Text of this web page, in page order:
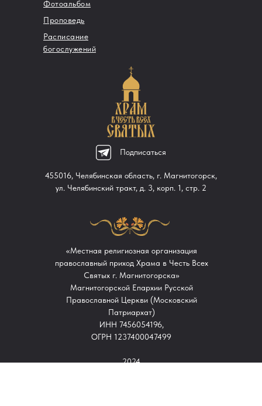
455016, Челябинская область, г. Магнитогорск,
ул. Челябинский тракт, д. 3, корп. 1, стр. 2
Проповедь
Фотоальбом
Расписание
богослужений
«Местная религиозная организация
православный приход Храма в Честь Всех
Святых г. Магнитогорска»
Магнитогорской Епархии Русской
Православной Церкви (Московский
Патриархат)
ИНН 7456054196,
ОГРН 1237400047499
2024
Подписаться